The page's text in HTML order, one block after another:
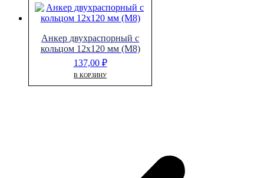
Анкер двухраспорный с
кольцом 12х120 мм (М8)
137,00 ₽
В КОРЗИНУ